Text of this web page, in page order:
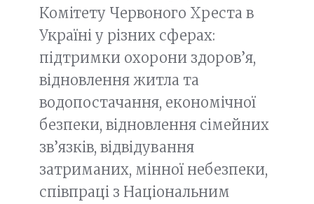
Комітету Червоного Хреста в
Україні у різних сферах:
підтримки охорони здоров’я,
відновлення житла та
водопостачання, економічної
безпеки, відновлення сімейних
зв’язків, відвідування
затриманих, мінної небезпеки,
співпраці з Національним